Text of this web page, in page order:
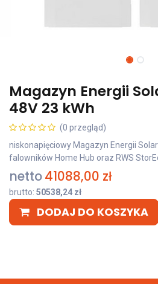
Magazyn Energii
48V 23 kWh
(0 przegląd)
niskonapięciowy Magazyn Energii
falowników Home Hub oraz RWS
netto41088,00 zł
brutto: 50538,24 zł
DODAJ DO KOSZYKA